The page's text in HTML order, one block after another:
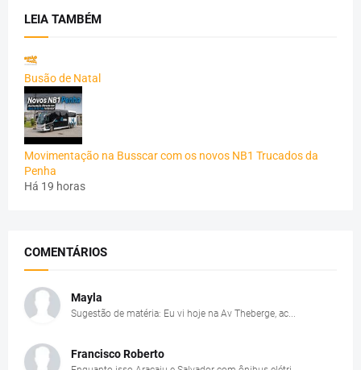
LEIA TAMBÉM
Busão de Natal
Movimentação na Busscar com os novos NB1 Trucados da
Penha
Há 19 horas
COMENTÁRIOS
Mayla
Sugestão de matéria: Eu vi hoje na Av Theberge, ac...
Francisco Roberto